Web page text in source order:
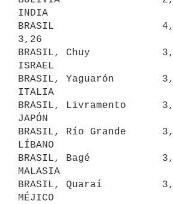
INDIA
BRASIL
3,26
BRASIL, Chuy
ISRAEL
BRASIL, Yaguarón
ITALIA
BRASIL, Livramento
JAPÓN
BRASIL, Río Grande
LÍBANO
BRASIL, Bagé
MALASIA
BRASIL, Quaraí
MÉJICO